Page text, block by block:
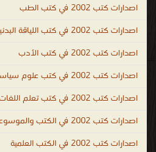
اصدارات كتب 2002 في كتب الطب
اصدارات كتب 2002 في كتب اللياقة البدنية والصحة العامة
اصدارات كتب 2002 في كتب الأدب
اصدارات كتب 2002 في كتب علوم سياسية وقانونية
اصدارات كتب 2002 في كتب تعلم اللغات
اصدارات كتب 2002 في الكتب والموسوعات العامة
اصدارات كتب 2002 في الكتب العلمية